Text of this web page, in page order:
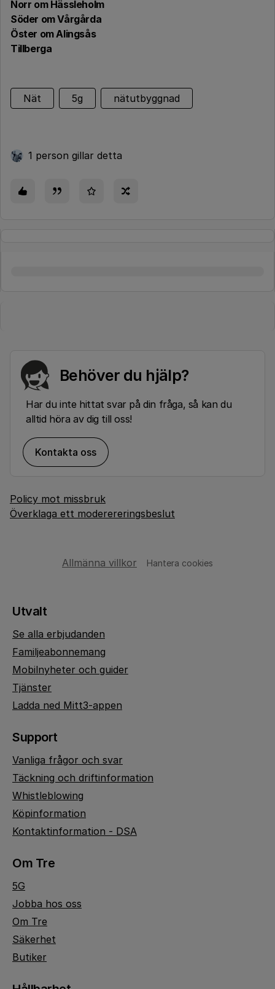
Norr om Hässleholm
Söder om Vårgårda
Öster om Alingsås
Tillberga
Nät 5g nätutbyggnad
1 person gillar detta
Behöver du hjälp?
Har du inte hittat svar på din fråga, så kan du
alltid höra av dig till oss!
Kontakta oss
Policy mot missbruk
Överklaga ett moderereringsbeslut
Allmänna villkor Hantera cookies
Utvalt
Se alla erbjudanden
Familjeabonnemang
Mobilnyheter och guider
Tjänster
Ladda ned Mitt3-appen
Support
Vanliga frågor och svar
Täckning och driftinformation
Whistleblowing
Köpinformation
Kontaktinformation - DSA
Om Tre
5G
Jobba hos oss
Om Tre
Säkerhet
Butiker